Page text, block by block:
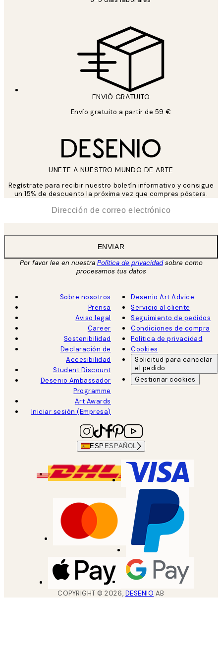
ENVIÓ GRATUITO
Envío gratuito a partir de 59 €
UNETE A NUESTRO MUNDO DE ARTE
Regístrate para recibir nuestro boletín informativo y consigue
un 15% de descuento la próxima vez que compres pósters.
ENVIAR
Por favor lee en nuestra Política de privacidadsobre como
procesamos tus datos
Sobre nosotros
Prensa
Aviso legal
Career
Sostenibilidad
Declaración de
Accesibilidad
Student Discount
Desenio Ambassador
Programme
Art Awards
Iniciar sesión (Empresa)
Desenio Art Advice
Servicio al cliente
Seguimiento de pedidos
Condiciones de compra
Política de privacidad
Cookies
Solicitud para cancelar
el pedido
Gestionar cookies
ESP ESPAÑOL
COPYRIGHT ©2026, DESENIO AB